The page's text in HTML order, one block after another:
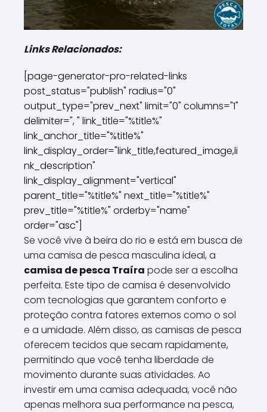
Links Relacionados:
[page-generator-pro-related-links
post_status="publish" radius="0"
output_type="prev_next" limit="0" columns="1"
delimiter=", " link_title="%title%"
link_anchor_title="%title%"
link_display_order="link_title,featured_image,li
nk_description"
link_display_alignment="vertical"
parent_title="%title%" next_title="%title%"
prev_title="%title%" orderby="name"
order="asc"]
Se você vive à beira do rio e está em busca de
uma camisa de pesca masculina ideal, a
camisa de pesca Traíra pode ser a escolha
perfeita. Este tipo de camisa é desenvolvido
com tecnologias que garantem conforto e
proteção contra fatores externos como o sol
e a umidade. Além disso, as camisas de pesca
oferecem tecidos que secam rapidamente,
permitindo que você tenha liberdade de
movimento durante suas atividades. Ao
investir em uma camisa adequada, você não
apenas melhora sua performance na pesca,